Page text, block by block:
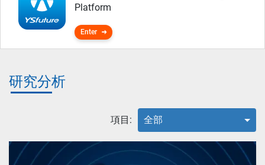
Platform
Enter
研究分析
項目: 全部